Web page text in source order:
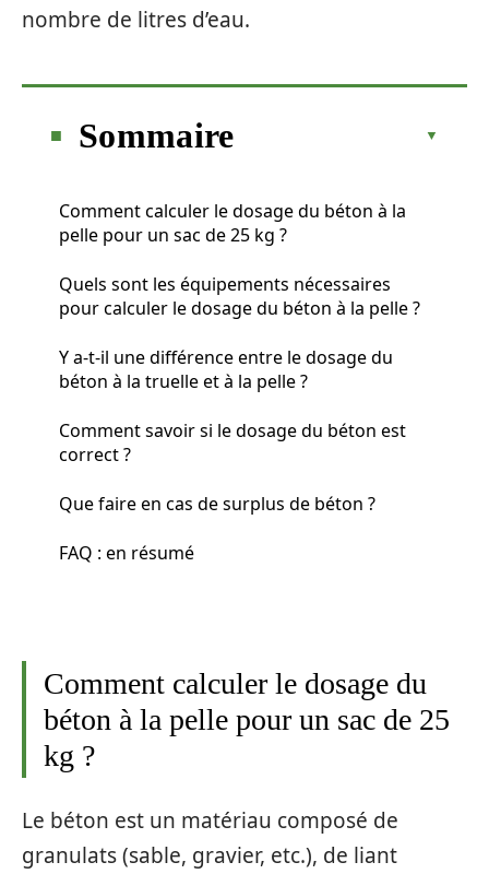
nombre de litres d’eau.
Sommaire
Comment calculer le dosage du béton à la
pelle pour un sac de 25 kg ?
Quels sont les équipements nécessaires
pour calculer le dosage du béton à la pelle ?
Y a-t-il une différence entre le dosage du
béton à la truelle et à la pelle ?
Comment savoir si le dosage du béton est
correct ?
Que faire en cas de surplus de béton ?
FAQ : en résumé
Comment calculer le dosage du
béton à la pelle pour un sac de 25
kg ?
Le béton est un matériau composé de
granulats (sable, gravier, etc.), de liant